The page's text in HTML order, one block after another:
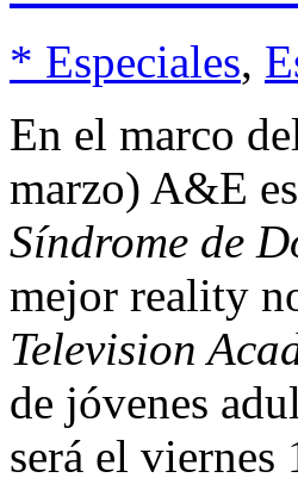
* Especiales,
En el marco
marzo) A&E
Síndrome de
mejor reality
Television
de jóvenes
será el viernes